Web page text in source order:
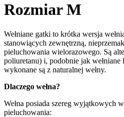
Rozmiar M
Wełniane gatki to krótka wersja
stanowiących zewnętrzną,
pieluchowania wielorazowego. Są
poliuretanu) i, podobnie jak wełniane
wykonane są z naturalnej wełny.
Dlaczego wełna?
Wełna posiada szereg wyjątkowych
pieluchowania: